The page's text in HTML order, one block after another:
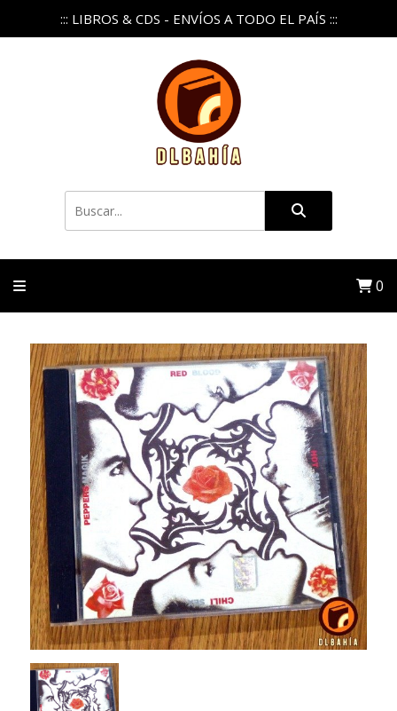
::: LIBROS & CDS - ENVÍOS A TODO EL PAÍS :::
0